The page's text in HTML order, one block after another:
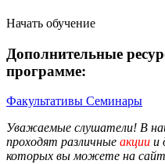
Начать обучение
Дополнительные
программе:
Факультативы Семинары
Уважаемые слушатели! В
проходят различные акции и
которых вы можете на